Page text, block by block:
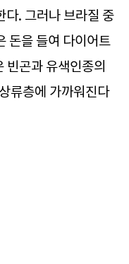
다. 그러나 브라질 중
돈을 들여 다이어트
빈곤과 유색인종의
류층에 가까워진다